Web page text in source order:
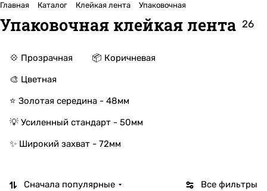
Главная Каталог Клейкая лента Упаковочная
Упаковочная клейкая лента 26
💠 Прозрачная
📦 Коричневая
🎨 Цветная
⭐ Золотая середина - 48мм
💡 Усиленный стандарт - 50мм
✨ Широкий захват - 72мм
Все фильтры
Сначала популярные